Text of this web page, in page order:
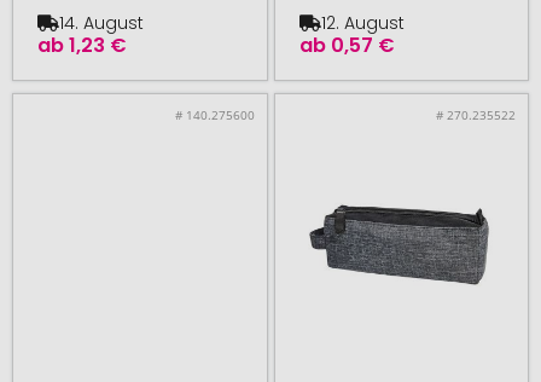
ab1,23 €
14. August
ab 0,57 €
12. August
# 140.275600 # 270.235522